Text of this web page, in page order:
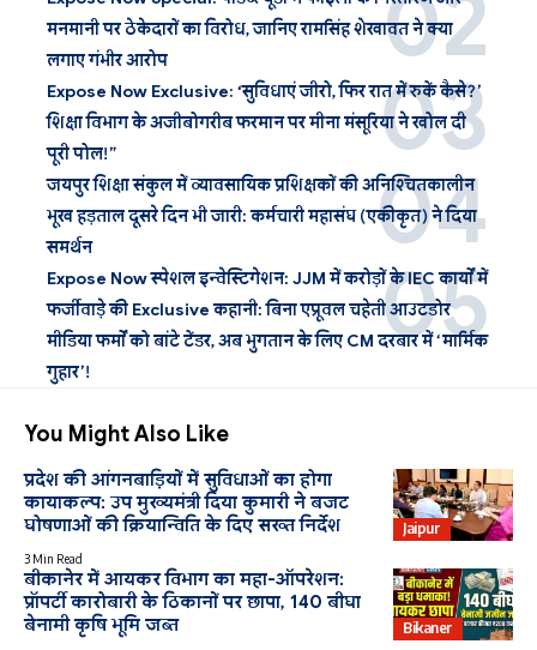
मनमानी पर ठेकेदारों का विरोध, जानिए रामसिंह शेखावत ने क्या
लगाए गंभीर आरोप
Expose Now Exclusive: ‘सुविधाएं जीरो, फिर रात में रुकें कैसे?’
शिक्षा विभाग के अजीबोगरीब फरमान पर मीना मंसूरिया ने खोल दी
पूरी पोल!”
जयपुर शिक्षा संकुल में व्यावसायिक प्रशिक्षकों की अनिश्चितकालीन
भूख हड़ताल दूसरे दिन भी जारी: कर्मचारी महासंघ (एकीकृत) ने दिया
समर्थन
Expose Now स्पेशल इन्वेस्टिगेशन: JJM में करोड़ों के IEC कार्यों में
फर्जीवाड़े की Exclusive कहानी: बिना एप्रूवल चहेती आउटडोर
मीडिया फर्मों को बांटे टेंडर, अब भुगतान के लिए CM दरबार में ‘मार्मिक
गुहार’!
You Might Also Like
Jaipur
प्रदेश की आंगनबाड़ियों में सुविधाओं का होगा
कायाकल्प: उप मुख्यमंत्री दिया कुमारी ने बजट
घोषणाओं की क्रियान्विति के दिए सख्त निर्देश
3 Min Read
Bikaner
बीकानेर में आयकर विभाग का महा-ऑपरेशन:
प्रॉपर्टी कारोबारी के ठिकानों पर छापा, 140 बीघा
बेनामी कृषि भूमि जब्त